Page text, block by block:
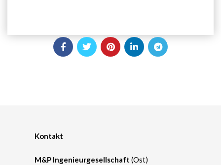
Kontakt
M&P Ingenieurgesellschaft (Ost)